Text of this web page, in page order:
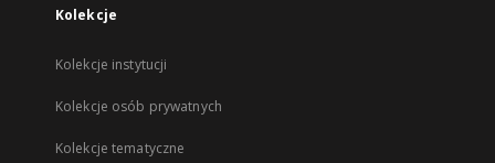
Kolekcje
Kolekcje instytucji
Kolekcje osób prywatnych
Kolekcje tematyczne